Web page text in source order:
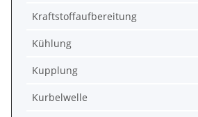
Kraftstoffaufbereitung
Kühlung
Kupplung
Kurbelwelle